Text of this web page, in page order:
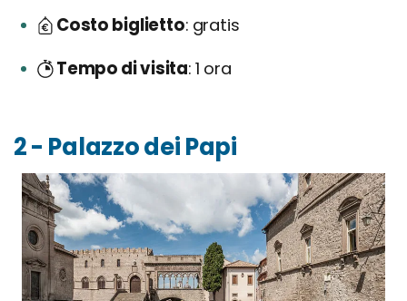
Costo biglietto gratis
Tempo di visita 1 ora
2 - Palazzo dei Papi